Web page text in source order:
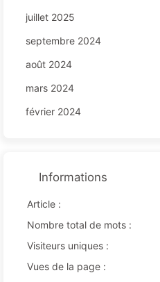
juillet 2025
septembre 2024
août 2024
mars 2024
février 2024
Informations
Article :
Nombre total de mots :
Visiteurs uniques :
Vues de la page :